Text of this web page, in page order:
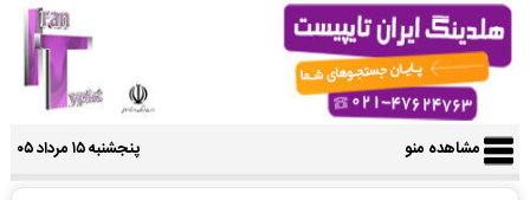
پنجشنبه ۱۵ مرداد ۰۵ مشاهده منو